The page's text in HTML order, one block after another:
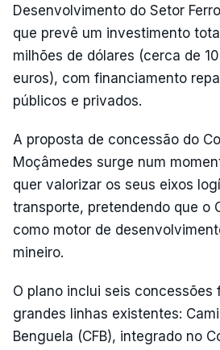
Desenvolvimento do Setor
que prevê um investimento
milhões de dólares (cerca de
euros), com financiamento
públicos e privados.
A proposta de concessão do
Moçâmedes surge num
quer valorizar os seus eixos
transporte, pretendendo que o
como motor de
mineiro.
O plano inclui seis concessões
grandes linhas existentes:
Benguela (CFB), integrado no